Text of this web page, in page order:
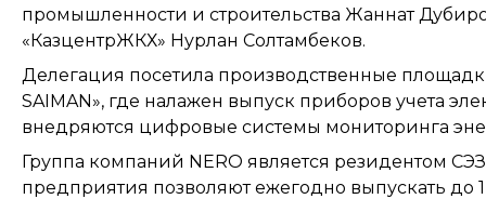
промышленности и строительства Жаннат
«КазцентрЖКХ» Нурлан Солтамбеков.
Делегация посетила производственные
SAIMAN», где налажен выпуск приборов учета
внедряются цифровые системы мониторинга
Группа компаний NERO является резидентом
предприятия позволяют ежегодно выпускать до